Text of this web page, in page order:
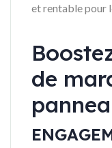
et rentable pour
de